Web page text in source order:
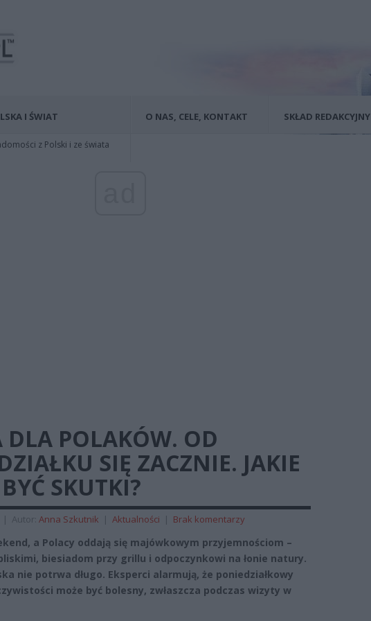
I ŚWIAT
z Polski i ze świata
O NAS, CELE, KONTAKT SKŁAD REDAKCYJNY
DLA POLAKÓW. OD
SIĘ ZACZNIE. JAKIE
SKUTKI?
| Autor: Anna Szkutnik | Aktualności | Brak komentarzy
a Polacy oddają się majówkowym przyjemnościom –
biesiadom przy grillu i odpoczynkowi na łonie natury.
nie potrwa długo. Eksperci alarmują, że poniedziałkowy
może być bolesny, zwłaszcza podczas wizyty w